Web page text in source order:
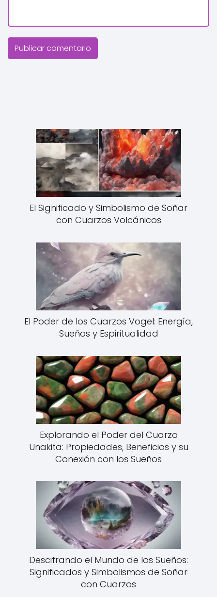
El Significado y Simbolismo de Soñar
con Cuarzos Volcánicos
El Poder de los Cuarzos Vogel: Energía,
Sueños y Espiritualidad
Explorando el Poder del Cuarzo
Unakita: Propiedades, Beneficios y su
Conexión con los Sueños
Descifrando el Mundo de los Sueños:
Significados y Simbolismos de Soñar
con Cuarzos